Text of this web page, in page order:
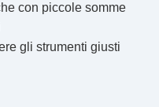
con piccole somme
gli strumenti giusti